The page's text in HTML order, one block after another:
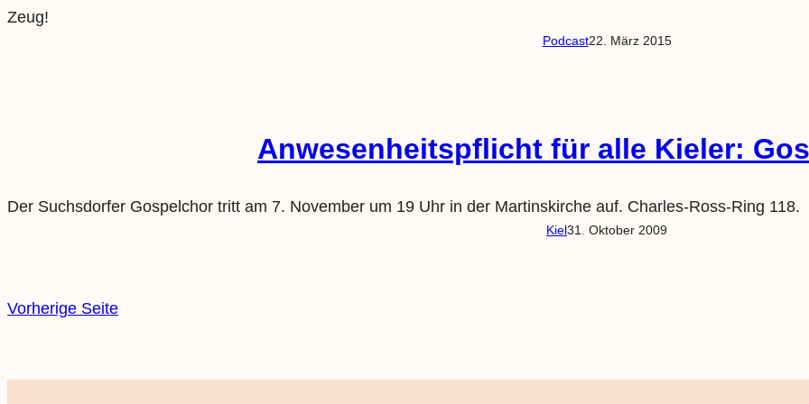
Zeug!
Podcast22. März 2015
Anwesenheitspflicht für alle Kieler:
Der Suchsdorfer Gospelchor tritt am 7. November um 19 Uhr in der Martinskirche auf. Charles-Ross-Ring 118.
Kiel31. Oktober 2009
Vorherige Seite